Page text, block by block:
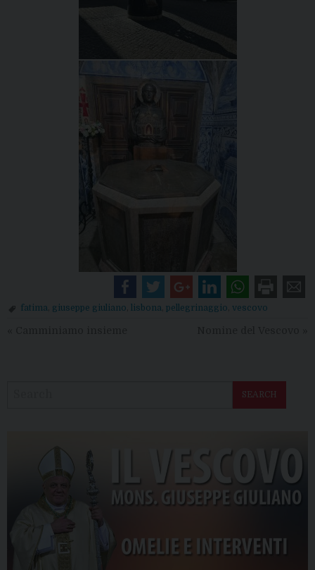
fatima giuseppe giuliano lisbona pellegrinaggio vescovo
SEARCH